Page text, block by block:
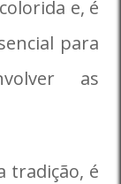
e, é
para
as
tradição, é